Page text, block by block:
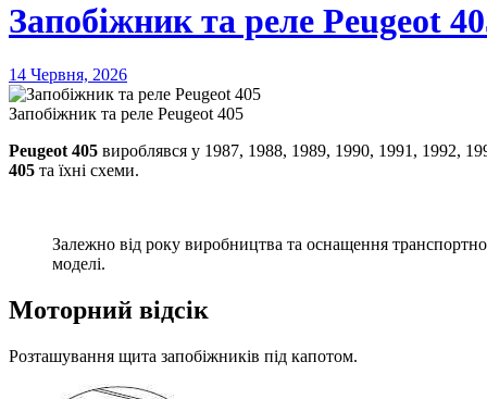
Запобіжник та реле Peugeot
14 Червня, 2026
Запобіжник та реле Peugeot 405
Peugeot 405 вироблявся у 1987, 1988, 1989, 1990, 1991, 1992,
405 та їхні схеми.
Залежно від року виробництва та оснащення
моделі.
Моторний відсік
Розташування щита запобіжників під капотом.